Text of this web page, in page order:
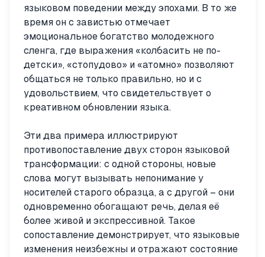
языковом поведении между эпохами. В то же
время он с завистью отмечает
эмоциональное богатство молодежного
сленга, где выражения «колбасить не по-
детски», «стопудово» и «атомно» позволяют
общаться не только правильно, но и с
удовольствием, что свидетельствует о
креативном обновлении языка.
Эти два примера иллюстрируют
противопоставление двух сторон языковой
трансформации: с одной стороны, новые
слова могут вызывать непонимание у
носителей старого образца, а с другой – они
одновременно обогащают речь, делая её
более живой и экспрессивной. Такое
сопоставление демонстрирует, что языковые
изменения неизбежны и отражают состояние